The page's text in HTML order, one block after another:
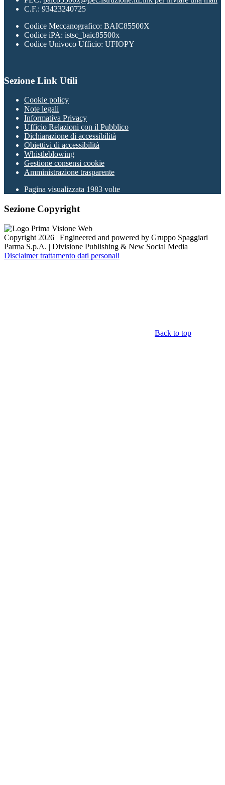
C.F.: 93423240725
Codice Meccanografico: BAIC85500X
Codice iPA: istsc_baic85500x
Codice Univoco Ufficio: UFIOPY
Sezione Link Utili
Cookie policy
Note legali
Informativa Privacy
Ufficio Relazioni con il Pubblico
Dichiarazione di accessibilità
Obiettivi di accessibilità
Whistleblowing
Gestione consensi cookie
Amministrazione trasparente
Pagina visualizzata 1983 volte
Sezione Copyright
Copyright 2026 | Engineered and powered by Gruppo Spaggiari
Parma S.p.A. | Divisione Publishing & New Social Media
Disclaimer trattamento dati personali
Back to top